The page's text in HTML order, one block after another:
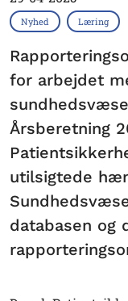
Nyhed Læring
for arbejdet
Årsberetning
utilsigtede
databasen og